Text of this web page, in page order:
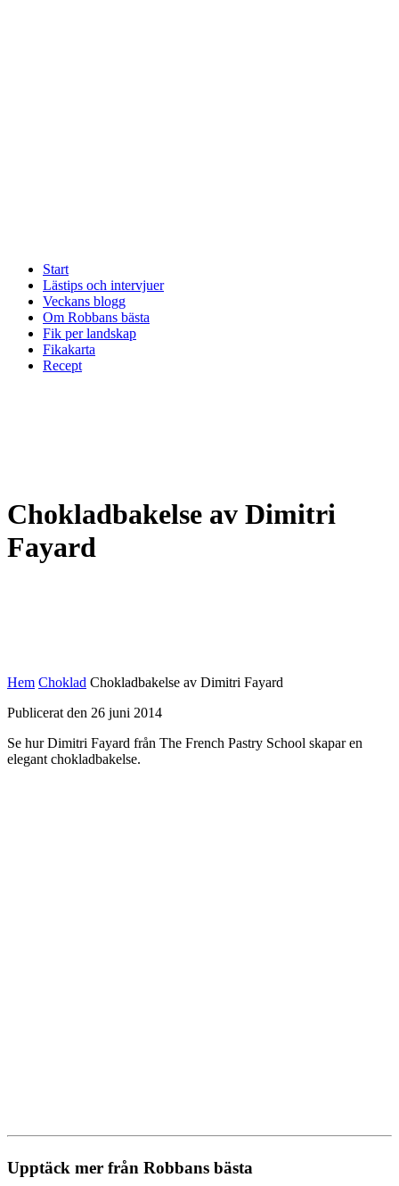
Start
Lästips och intervjuer
Veckans blogg
Om Robbans bästa
Fik per landskap
Fikakarta
Recept
Chokladbakelse av Dimitri
Fayard
Hem Choklad Chokladbakelse av Dimitri Fayard
Publicerat den 26 juni 2014
Se hur Dimitri Fayard från The French Pastry School skapar en
elegant chokladbakelse.
Upptäck mer från Robbans bästa